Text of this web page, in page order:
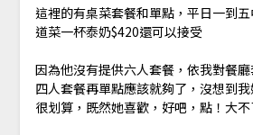
這裡的有桌菜套餐和單點，平日一到
道菜一杯泰奶$420還可以接受
因為他沒有提供六人套餐，依我對餐
四人套餐再單點應該就夠了，沒想到
很划算，既然她喜歡，好吧，點！大